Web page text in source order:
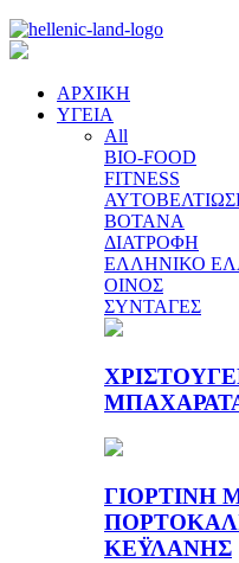
ΑΡΧΙΚΗ
ΥΓΕΙΑ
All
BIO-FOOD
FITNESS
ΒΟΤΑΝΑ
ΔΙΑΤΡΟΦΗ
ΕΛΛΗΝΙΚΟ
ΟΙΝΟΣ
ΣΥΝΤΑΓΕΣ
ΓΙΟΡΤΙΝΗ
ΚΕΫΛΑΝΗΣ